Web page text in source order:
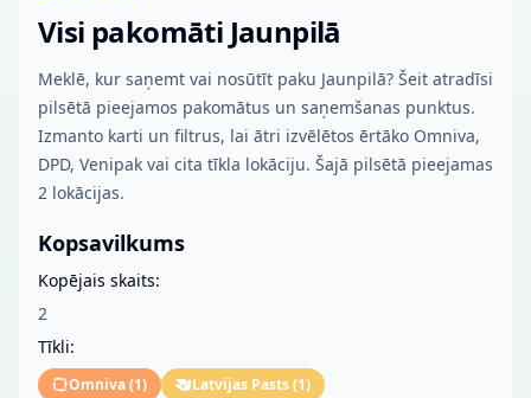
Visi pakomāti Jaunpilā
Meklē, kur saņemt vai nosūtīt paku Jaunpilā? Šeit atradīsi
pilsētā pieejamos pakomātus un saņemšanas punktus.
Izmanto karti un filtrus, lai ātri izvēlētos ērtāko Omniva,
DPD, Venipak vai cita tīkla lokāciju. Šajā pilsētā pieejamas
2 lokācijas.
Kopsavilkums
Kopējais skaits:
2
Tīkli:
Omniva(1) Latvijas Pasts(1)